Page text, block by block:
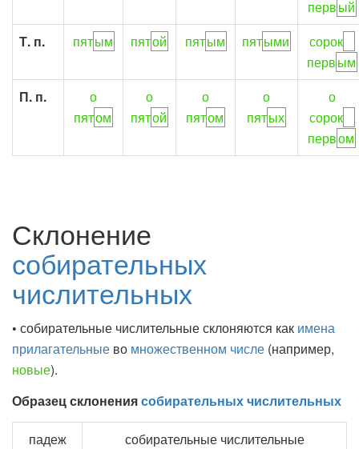
первый
Т. п.
пятым пятой пятым пятыми
сорок
первым
П. п.
о
пятом
о
пятой
о
пятом
о
пятых
о
сорок
первом
Склонение
собирательных
числительных
• собирательные числительныесклоняются как имена
прилагательные во множественном числе (например,
новые).
Образец склонениясобирательных числительных
падеж
собирательные числительные